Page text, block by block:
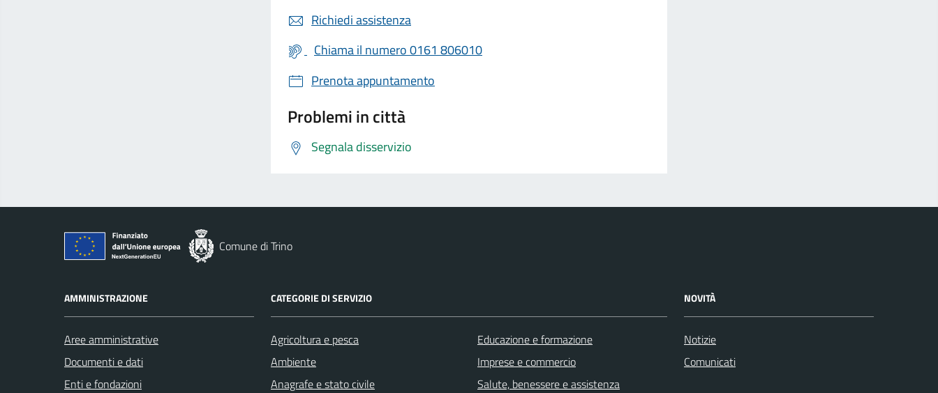
Richiedi assistenza
Chiama il numero 0161 806010
Prenota appuntamento
Problemi in città
Segnala disservizio
Comune di Trino
AMMINISTRAZIONE
Aree amministrative
Documenti e dati
Enti e fondazioni
CATEGORIE DI SERVIZIO
Agricoltura e pesca
Ambiente
Anagrafe e stato civile
Educazione e formazione
Imprese e commercio
Salute, benessere e assistenza
NOVITÀ
Notizie
Comunicati